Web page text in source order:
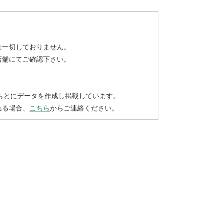
切しておりません。
にてご確認下さい。
にデータを作成し掲載しています。
場合、 こちらからご連絡ください。